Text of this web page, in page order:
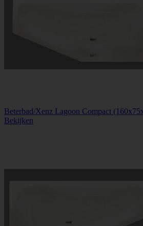
Beterbad/Xenz Lagoon Compact
Bekijken